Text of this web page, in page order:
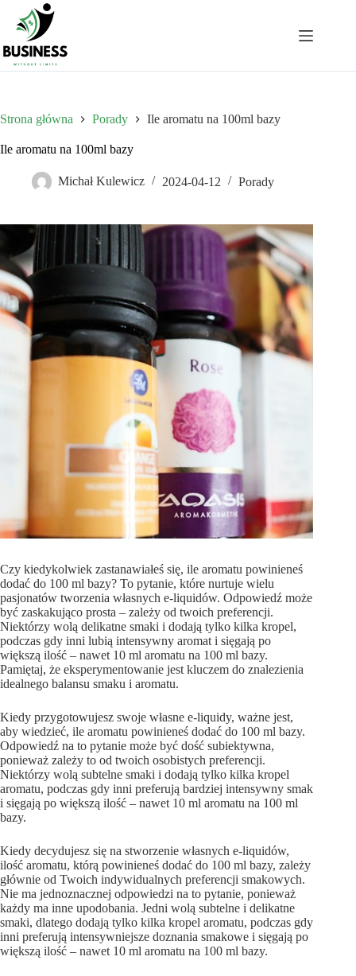
Przejdź
treści
Strona główna Porady Ile aromatu na 100ml bazy
Ile aromatu na 100ml bazy
Michał Kulewicz 2024-04-12 Porady
Czy kiedykolwiek zastanawiałeś się, ile aromatu powinieneś
dodać do 100 ml bazy? To pytanie, które nurtuje wielu
pasjonatów tworzenia własnych e-liquidów. Odpowiedź może
być zaskakująco prosta – zależy od twoich preferencji.
Niektórzy wolą delikatne smaki i dodają tylko kilka kropel,
podczas gdy inni lubią intensywny aromat i sięgają po
większą ilość – nawet 10 ml aromatu na 100 ml bazy.
Pamiętaj, że eksperymentowanie jest kluczem do znalezienia
idealnego balansu smaku i aromatu.
Kiedy przygotowujesz swoje własne e-liquidy, ważne jest,
aby wiedzieć, ile aromatu powinieneś dodać do 100 ml bazy.
Odpowiedź na to pytanie może być dość subiektywna,
ponieważ zależy to od twoich osobistych preferencji.
Niektórzy wolą subtelne smaki i dodają tylko kilka kropel
aromatu, podczas gdy inni preferują bardziej intensywny smak
i sięgają po większą ilość – nawet 10 ml aromatu na 100 ml
bazy.
Kiedy decydujesz się na stworzenie własnych e-liquidów,
ilość aromatu, którą powinieneś dodać do 100 ml bazy, zależy
głównie od Twoich indywidualnych preferencji smakowych.
Nie ma jednoznacznej odpowiedzi na to pytanie, ponieważ
każdy ma inne upodobania. Jedni wolą subtelne i delikatne
smaki, dlatego dodają tylko kilka kropel aromatu, podczas gdy
inni preferują intensywniejsze doznania smakowe i sięgają po
większą ilość – nawet 10 ml aromatu na 100 ml bazy.